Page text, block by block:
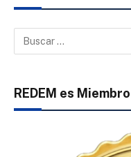
REDEM es